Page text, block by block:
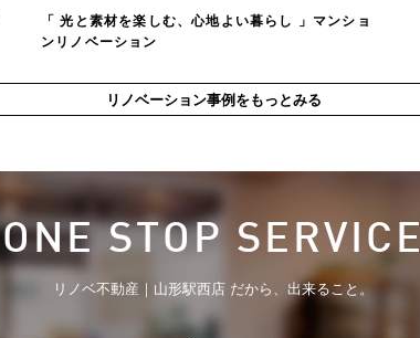
「 光と素材を楽しむ、心地よい暮らし 」マンショ
ンリノベーション
リノベーション事例をもっとみる
ONE STOP SERVICE
リノベ不動産｜山形駅西店 だから、出来ること。